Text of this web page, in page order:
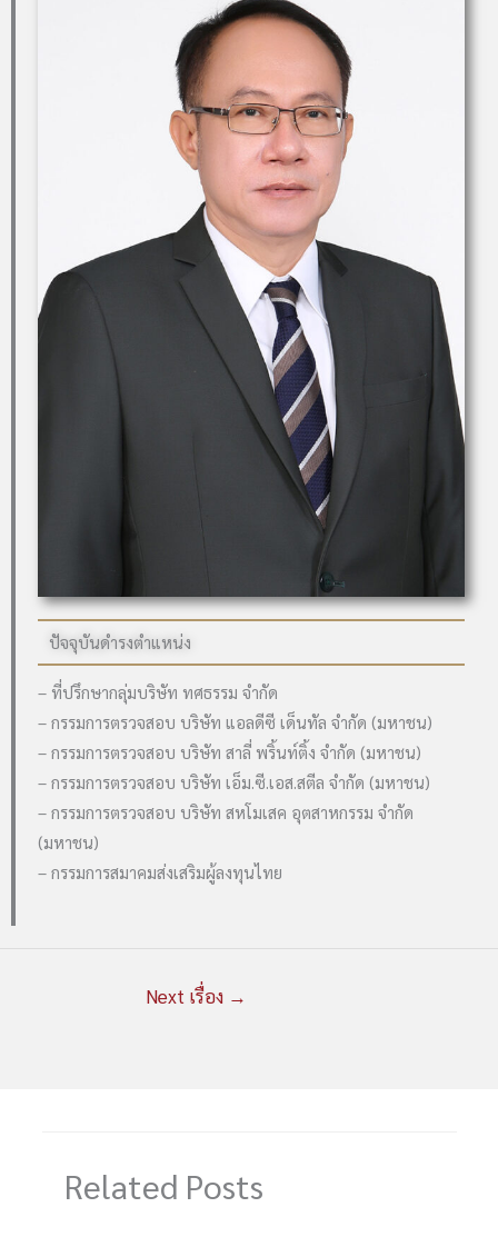
ปัจจุบันดำรงตำแหน่ง
– ที่ปรึกษากลุ่มบริษัท ทศธรรม จำกัด
– กรรมการตรวจสอบ บริษัท แอลดีซี เด็นทัล จำกัด (มหาชน)
– กรรมการตรวจสอบ บริษัท สาลี่ พริ้นท์ติ้ง จำกัด (มหาชน)
– กรรมการตรวจสอบ บริษัท เอ็ม.ซี.เอส.สตีล จำกัด (มหาชน)
– กรรมการตรวจสอบ บริษัท สหโมเสค อุตสาหกรรม จำกัด
(มหาชน)
– กรรมการสมาคมส่งเสริมผู้ลงทุนไทย
Next เรื่อง →
Related Posts